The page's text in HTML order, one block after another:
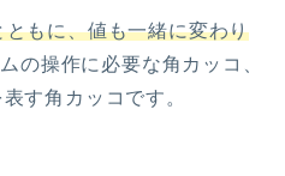
ともに、値も一緒に変わり
の操作に必要な角カッコ、
す角カッコです。